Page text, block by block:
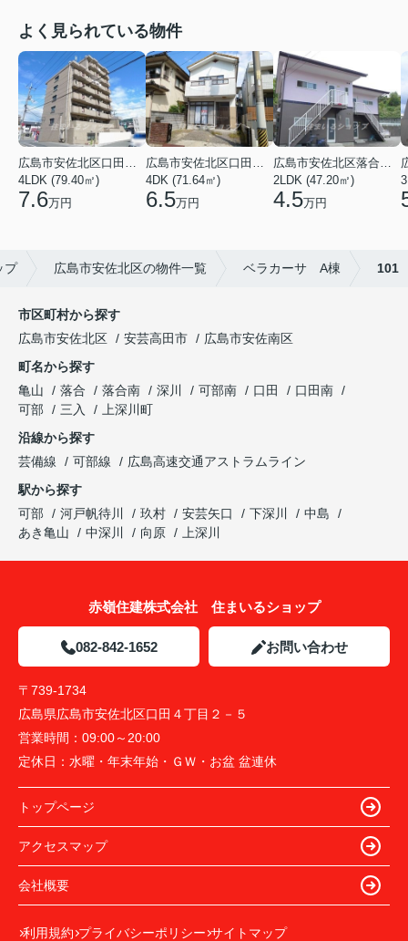
よく見られている物件
広島市安佐北区口田３丁目
4LDK (79.40㎡)
7.6万円
広島市安佐北区口田５丁目
4DK (71.64㎡)
6.5万円
広島市安佐北区落合南９丁目
2LDK (47.20㎡)
4.5万円
プ 広島市安佐北区の物件一覧 ベラカーサ A棟 101
市区町村から探す
広島市安佐北区
安芸高田市
広島市安佐南区
町名から探す
亀山
落合 落合南 深川 可部南 口田
口田南
可部
三入
上深川町
沿線から探す
芸備線
可部線
広島高速交通アストラムライン
駅から探す
可部
河戸帆待川 玖村 安芸矢口 下深川
中島
あき亀山
中深川 向原 上深川
赤嶺住建株式会社 住まいるショップ
082-842-1652 お問い合わせ
〒739-1734
広島県広島市安佐北区口田４丁目２－５
営業時間： 09:00～20:00
定休日： 水曜・年末年始・ＧＷ・お盆 盆連休
トップページ
アクセスマップ
会社概要
利用規約 プライバシーポリシー サイトマップ